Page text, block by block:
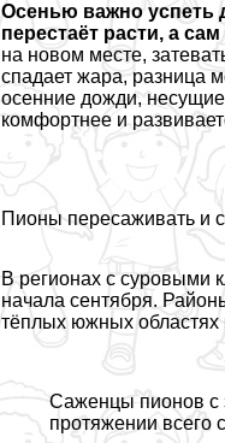
Осенью важно успеть
перестаёт расти, а
на новом месте,
спадает жара, разница
осенние дожди,
комфортнее и
Пионы пересаживать и
В регионах с суровыми
начала сентября.
тёплых южных областях
Саженцы пионов с
протяжении всего